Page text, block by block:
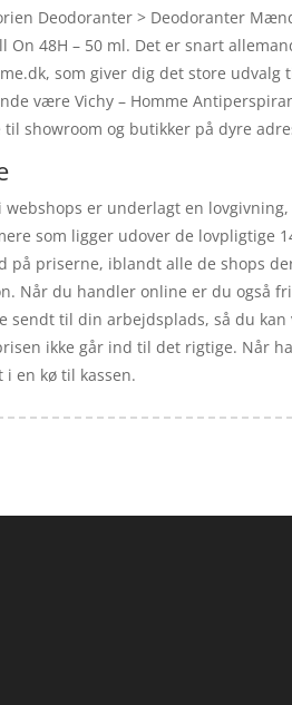
Deodoranter > Deodoranter
48H – 50 ml. Det er snart
som giver dig det store udvalg
være Vichy – Homme
showroom og butikker på dyre
er underlagt en lovgivning,
som ligger udover de lovpligtige
på priserne, iblandt alle de shops
Når du handler online er du også
sendt til din arbejdsplads, så du
ikke går ind til det rigtige. Når
en kø til kassen.